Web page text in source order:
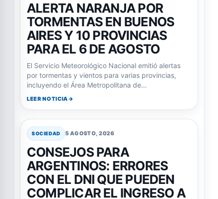
ALERTA NARANJA POR
TORMENTAS EN BUENOS
AIRES Y 10 PROVINCIAS
PARA EL 6 DE AGOSTO
El Servicio Meteorológico Nacional emitió alertas
por tormentas y vientos para varias provincias,
incluyendo el Área Metropolitana de…
LEER NOTICIA
SOCIEDAD 5 AGOSTO, 2026
CONSEJOS PARA
ARGENTINOS: ERRORES
CON EL DNI QUE PUEDEN
COMPLICAR EL INGRESO A